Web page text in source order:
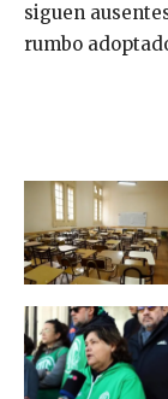
siguen
rumbo